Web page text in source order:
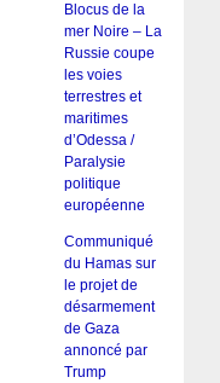
Blocus de la
mer Noire – La
Russie coupe
les voies
terrestres et
maritimes
d’Odessa /
Paralysie
politique
européenne
Communiqué
du Hamas sur
le projet de
désarmement
de Gaza
annoncé par
Trump